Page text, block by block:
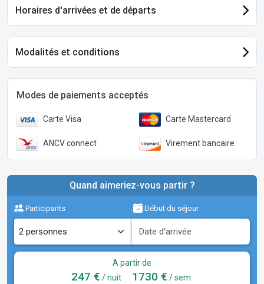
Horaires d'arrivées et de départs
Modalités et conditions
Modes de paiements acceptés
Carte Visa Carte Mastercard
ANCV connect Virement bancaire
Quand aimeriez-vous partir ?
Participants Début du séjour
A partir de
247 € / nuit 1730 € / sem.